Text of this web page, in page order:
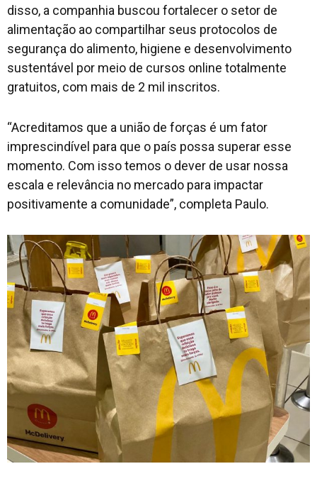
disso, a companhia buscou fortalecer o setor de
alimentação ao compartilhar seus protocolos de
segurança do alimento, higiene e desenvolvimento
sustentável por meio de cursos online totalmente
gratuitos, com mais de 2 mil inscritos.
“Acreditamos que a união de forças é um fator
imprescindível para que o país possa superar esse
momento. Com isso temos o dever de usar nossa
escala e relevância no mercado para impactar
positivamente a comunidade”, completa Paulo.